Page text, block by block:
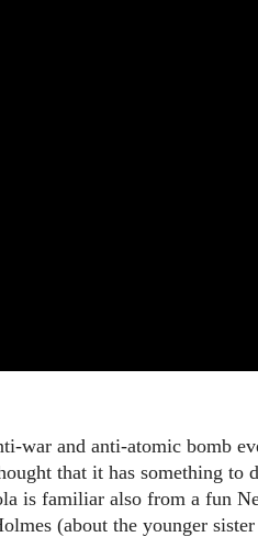
war and anti-atomic bomb
that it has something to
is familiar also from a fun
(about the younger